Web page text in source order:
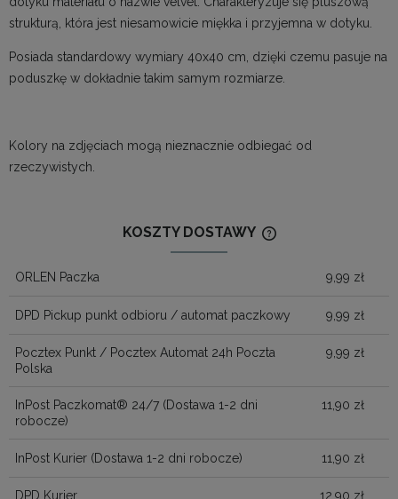
strukturą, która jest niesamowicie miękka i przyjemna w dotyku.
Posiada standardowy wymiary 40x40 cm, dzięki czemu pasuje na
poduszkę w dokładnie takim samym rozmiarze.
Kolory na zdjęciach mogą nieznacznie odbiegać od
rzeczywistych.
KOSZTY DOSTAWY
ORLEN Paczka 9,99 zł
DPD Pickup punkt odbioru / automat paczkowy 9,99 zł
Pocztex Punkt / Pocztex Automat 24h Poczta
Polska
9,99 zł
InPost Paczkomat® 24/7 (Dostawa 1-2 dni
robocze)
11,90 zł
InPost Kurier (Dostawa 1-2 dni robocze) 11,90 zł
DPD Kurier 12,90 zł